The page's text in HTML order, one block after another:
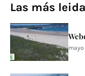
Las más
mayo